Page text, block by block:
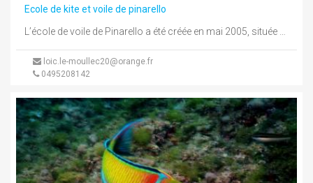
Ecole de kite et voile de pinarello
loic.le-moullec20@orange.fr
0495208142